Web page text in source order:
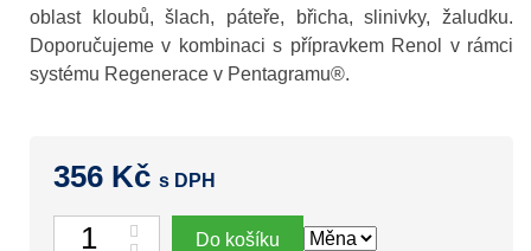
oblast kloubů, šlach, páteře, břicha, slinivky, žaludku.
Doporučujeme v kombinaci s přípravkem Renol v rámci
systému Regenerace v Pentagramu®.
356 Kč s DPH
Počet
Do košíku